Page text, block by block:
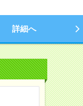
詳細へ